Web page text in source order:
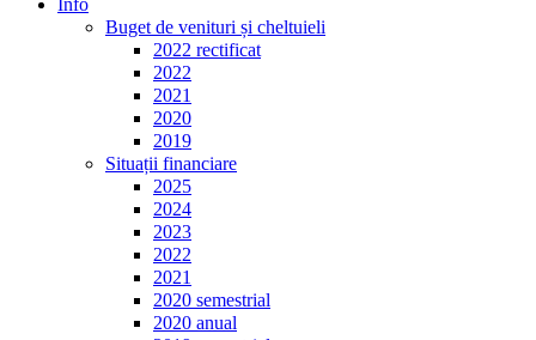
Buget de venituri și cheltuieli
2022 rectificat
2022
2021
2020
2019
Situații financiare
2025
2024
2023
2022
2021
2020 semestrial
2020 anual